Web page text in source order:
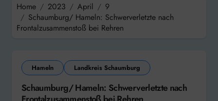
Home 2023 April
9
Schaumburg/ Hameln: Schwerverletzte nach
Frontalzusammenstoß bei Rehren
Hameln Landkreis Schaumburg
Schaumburg/ Hameln: Schwerverletzte nach